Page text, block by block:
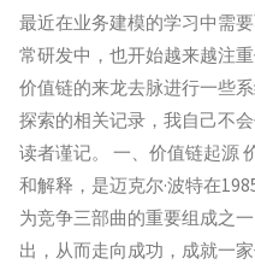
厂
所
欲
最近在业务建模的学习中需
常研发中，也开始越来越注
价值链的来龙去脉进行一些
探索的相关记录，我自己不
读者谨记。 一、价值链起源
和解释，是迈克尔·波特在
为竞争三部曲的重要组成之
出，从而走向成功，成就一